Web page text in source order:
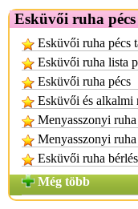
Esküvői ruha pécs
Esküvői ruha pécs
Esküvői ruha lista
Esküvői ruha pécs
Esküvői és alkalmi
Menyasszonyi ruha
Menyasszonyi ruha
Esküvői ruha bérlés
Még több